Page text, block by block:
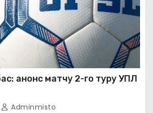
анонс матчу 2-го туру УПЛ
Adminmisto